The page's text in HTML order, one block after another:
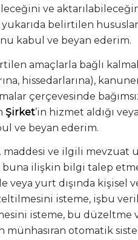
ve
yukarıda belirtilen
kabul ve beyan ederim.
amaçlarla bağlı
hissedarlarına),
çerçevesinde
Şirket’in hizmet aldığı
ve beyan ederim.
maddesi ve ilgili
ilişkin bilgi talep
veya yurt dışında
isteme, işbu
isteme, bu
otomatik